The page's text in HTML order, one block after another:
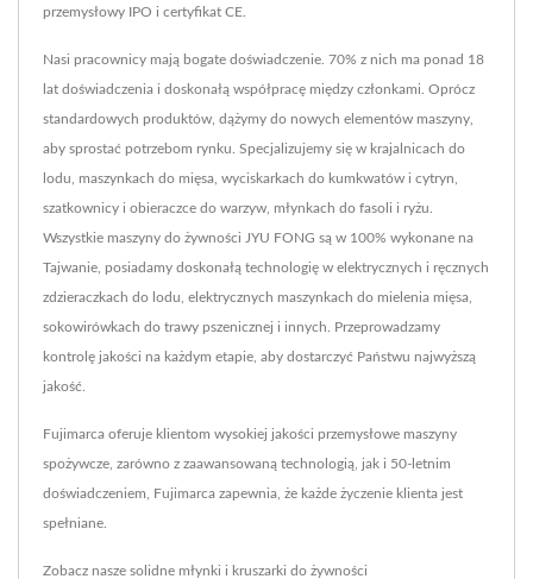
przemysłowy IPO i certyfikat CE.
Nasi pracownicy mają bogate doświadczenie. 70% z nich ma ponad 18
lat doświadczenia i doskonałą współpracę między członkami. Oprócz
standardowych produktów, dążymy do nowych elementów maszyny,
aby sprostać potrzebom rynku. Specjalizujemy się w krajalnicach do
lodu, maszynkach do mięsa, wyciskarkach do kumkwatów i cytryn,
szatkownicy i obieraczce do warzyw, młynkach do fasoli i ryżu.
Wszystkie maszyny do żywności JYU FONG są w 100% wykonane na
Tajwanie, posiadamy doskonałą technologię w elektrycznych i ręcznych
zdzieraczkach do lodu, elektrycznych maszynkach do mielenia mięsa,
sokowirówkach do trawy pszenicznej i innych. Przeprowadzamy
kontrolę jakości na każdym etapie, aby dostarczyć Państwu najwyższą
jakość.
Fujimarca oferuje klientom wysokiej jakości przemysłowe maszyny
spożywcze, zarówno z zaawansowaną technologią, jak i 50-letnim
doświadczeniem, Fujimarca zapewnia, że każde życzenie klienta jest
spełniane.
Zobacz nasze solidne młynki i kruszarki do żywności